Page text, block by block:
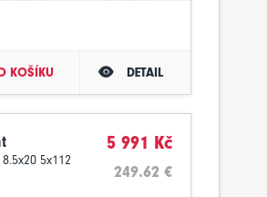
KOŠÍKU DETAIL
5x112
5 991 Kč
249.62 €